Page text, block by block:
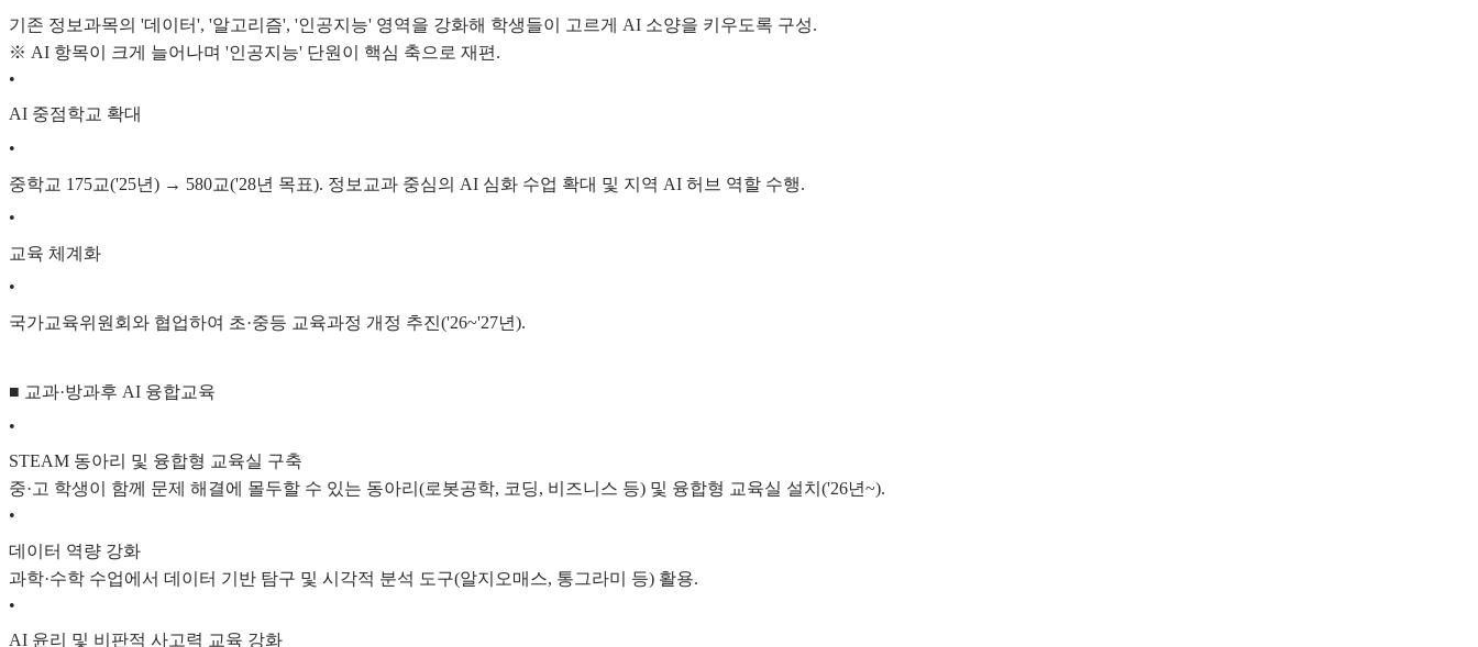
기존 정보과목의 '데이터', '알고리즘', '인공지능' 영역을 강화해 학생들이 고르게 AI 소양을 키우도록 구성.
※ AI 항목이 크게 늘어나며 '인공지능' 단원이 핵심 축으로 재편.
•
AI 중점학교 확대
•
중학교 175교('25년) → 580교('28년 목표). 정보교과 중심의 AI 심화 수업 확대 및 지역 AI 허브 역할 수행.
•
교육 체계화
•
국가교육위원회와 협업하여 초·중등 교육과정 개정 추진('26~'27년).
■ 교과·방과후 AI 융합교육
•
STEAM 동아리 및 융합형 교육실 구축
중·고 학생이 함께 문제 해결에 몰두할 수 있는 동아리(로봇공학, 코딩, 비즈니스 등) 및 융합형 교육실 설치('26년~).
•
데이터 역량 강화
과학·수학 수업에서 데이터 기반 탐구 및 시각적 분석 도구(알지오매스, 통그라미 등) 활용.
•
AI 윤리 및 비판적 사고력 교육 강화